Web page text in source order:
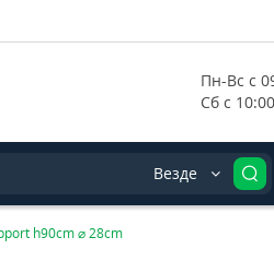
Пн-Вс с
Сб с
Везде
h90cm ⌀ 28cm